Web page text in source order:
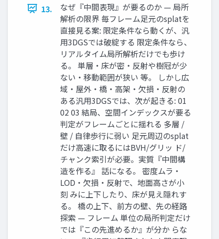
13.
なぜ『中間表現』が要るのか — 局所
解析の限界 毎フレーム足元のsplatを
直接見る案: 限定条件なら動くが、汎
用3DGSでは破綻する 限定条件なら、
リアルタイム局所解析だけでも歩け
る。 単層・床が密・反射や樹冠が少
ない・移動範囲が狭い 等。 しかし広
域・屋外・橋・高架・欠損・反射の
ある汎用3DGSでは、次が起きる: 01
02 03 結局、空間インデックスが要る
判定がフレームごとに揺れる 多層 /
壁 / 自律歩行に弱い 足元周辺のsplat
だけ高速に取るにはBVH/グリッ ド/
チャンク索引が必要。実質『中間構
造を作る』 話になる。 密度ムラ・
LOD・欠損・反射で、地面高さが小
刻 みに上下したり、床が見え隠れす
る。 橋の上下、前方の壁、先の経路
探索 — フレーム 単位の局所判定だけ
では『この先進めるか』が分か らな